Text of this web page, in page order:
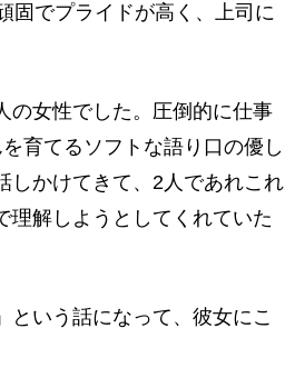
固でプライドが高く、上司に
女性でした。圧倒的に仕事
育てるソフトな語り口の優し
しかけてきて、2人であれこれ
理解しようとしてくれていた
」という話になって、彼女にこ